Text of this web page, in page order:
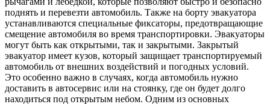
поднять и перевезти автомобиль. Также на борту эвакуатора
устанавливаются специальные фиксаторы, предотвращающие
смещение автомобиля во время транспортировки. Эвакуаторы
могут быть как открытыми, так и закрытыми. Закрытый
эвакуатор имеет кузов, который защищает транспортируемый
автомобиль от внешних воздействий и погодных условий.
Это особенно важно в случаях, когда автомобиль нужно
доставить в автосервис или на стоянку, где он будет долго
находиться под открытым небом. Одним из основных